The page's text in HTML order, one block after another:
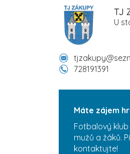
TJ
U
728191391
Máte zájem
Fotbalový klub
mužů a žáků.
kontaktujte!